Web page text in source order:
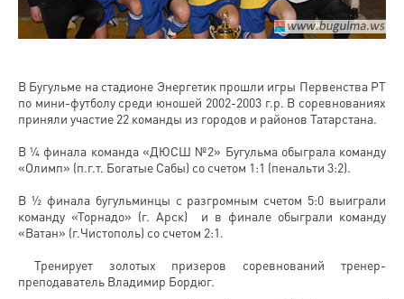
В Бугульме на стадионе Энергетик прошли игры Первенства РТ
по мини-футболу среди юношей 2002-2003 г.р. В соревнованиях
приняли участие 22 команды из городов и районов Татарстана.
В ¼ финала команда «ДЮСШ №2» Бугульма обыграла команду
«Олимп» (п.г.т. Богатые Сабы) со счетом 1:1 (пенальти 3:2).
В ½ финала бугульминцы с разгромным счетом 5:0 выиграли
команду «Торнадо» (г. Арск) и в финале обыграли команду
«Ватан» (г.Чистополь) со счетом 2:1.
Тренирует золотых призеров соревнований тренер-
преподаватель Владимир Бордюг.